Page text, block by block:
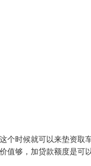
个时候就可以来垫资取
值够，加贷款额度是可